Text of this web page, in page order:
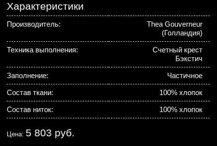
Характеристики
Производитель:
Thea Gouverneur
(Голландия)
Техника выполнения:
Счетный крест
Бэкстич
Заполнение: Частичное
Состав ткани: 100% хлопок
Состав ниток: 100% хлопок
Цена: 5 803 руб.